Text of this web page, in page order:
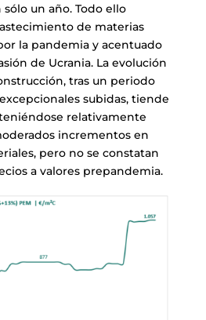
un año. Todo ello
de materias
la pandemia y acentuado
de Ucrania. La evolución
tras un periodo
subidas, tiende
relativamente
incrementos en
pero no se constatan
a valores prepandemia.